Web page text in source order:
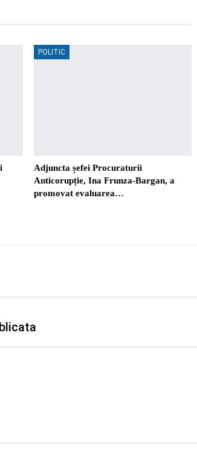
POLITIC
Adjuncta șefei Procuraturii
Anticorupție, Ina Frunza-Bargan, a
promovat evaluarea…